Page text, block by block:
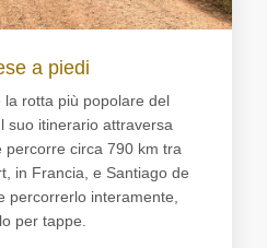
a piedi
rotta più popolare del
suo itinerario attraversa
percorre circa 790 km tra
in Francia, e Santiago de
percorrerlo interamente,
per tappe.